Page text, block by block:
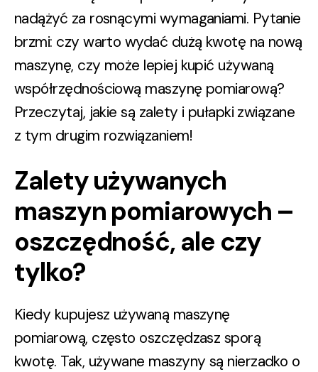
nadążyć za rosnącymi wymaganiami. Pytanie
brzmi: czy warto wydać dużą kwotę na nową
maszynę, czy może lepiej kupić używaną
współrzędnościową maszynę pomiarową?
Przeczytaj, jakie są zalety i pułapki związane
z tym drugim rozwiązaniem!
Zalety używanych
maszyn pomiarowych –
oszczędność, ale czy
tylko?
Kiedy kupujesz używaną maszynę
pomiarową, często oszczędzasz sporą
kwotę. Tak, używane maszyny są nierzadko o